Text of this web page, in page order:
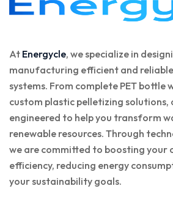
At Energycle, we specialize in
manufacturing efficient and
systems. From complete PET bottle
custom plastic pelletizing solutions,
engineered to help you transform
renewable resources. Through
we are committed to boosting your
efficiency, reducing energy
your sustainability goals.